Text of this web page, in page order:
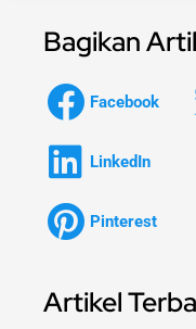
Bagikan
Facebook
LinkedIn
Pinterest
Artikel